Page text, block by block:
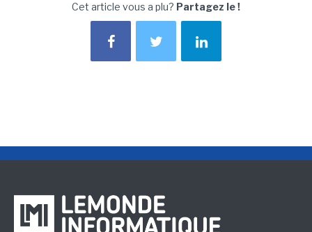
Cet article vous a plu? Partagez le !